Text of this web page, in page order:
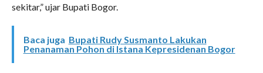
sekitar,” ujar Bupati Bogor.
Baca juga Bupati Rudy Susmanto Lakukan
Penanaman Pohon di Istana Kepresidenan Bogor